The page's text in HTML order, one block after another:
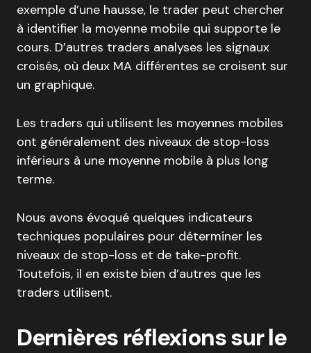
exemple d’une hausse, le trader peut chercher
à identifier la moyenne mobile qui supporte le
cours. D’autres traders analyses les signaux
croisés, où deux MA différentes se croisent sur
un graphique.
Les traders qui utilisent les moyennes mobiles
ont généralement des niveaux de stop-loss
inférieurs à une moyenne mobile à plus long
terme.
Nous avons évoqué quelques indicateurs
techniques populaires pour déterminer les
niveaux de stop-loss et de take-profit.
Toutefois, il en existe bien d’autres que les
traders utilisent.
Dernières réflexions sur le